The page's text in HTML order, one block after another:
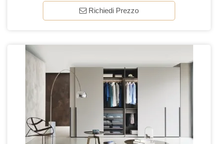
Richiedi Prezzo